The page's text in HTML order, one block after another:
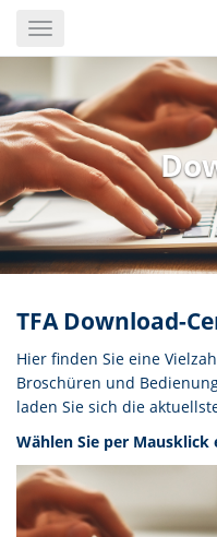
main
content
Toggle
navigation
TFA Download-
Hier finden Sie eine
Broschüren und
laden Sie sich die
Wählen Sie per Mausklick